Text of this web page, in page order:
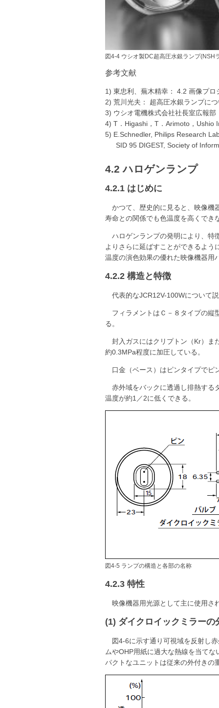
図4-4 ウシオ製DC超高圧水銀ランプ(NSH
参考文献
1) 東忠利、蕪木精幸： 4.2 画像プ
2) 荒川光夫： 超高圧水銀ランプに
3) ウシオ電機株式会社社長室広報
4) T．Higashi，T．Arimoto，Ushio
5) E.Schnedler, Philips Research
SID 95 DIGEST, Society of
4.2 ハロゲンランプ
4.2.1 はじめに
かつて、歴史的に見ると、映像機
寿命との関係でも色温度を高くでき
ハロゲンランプの発明により、特
よりさらに延ばすことができるよ
温度の演色効果の優れた映像機器用
4.2.2 構造と特徴
代表的なJCR12V-100Wについて
フィラメントはＣ－８タイプの縦
る。
封入ガスにはクリプトン（Kr）ま
約0.3MPa程度に加圧している。
口金（ベース）はピンタイプで
赤外域をバックに透過し排熱する
温度が約1／2に低くできる。
図4-5 ランプの構造と各部の名称
4.2.3 特性
映像機器用光源として主に使用さ
(1) ダイクロイックミラーの
図4-6に示す通り可視域を反射し
ムやOHP用紙に過大な熱線を当て
パクトなユニットは従来の外付きの